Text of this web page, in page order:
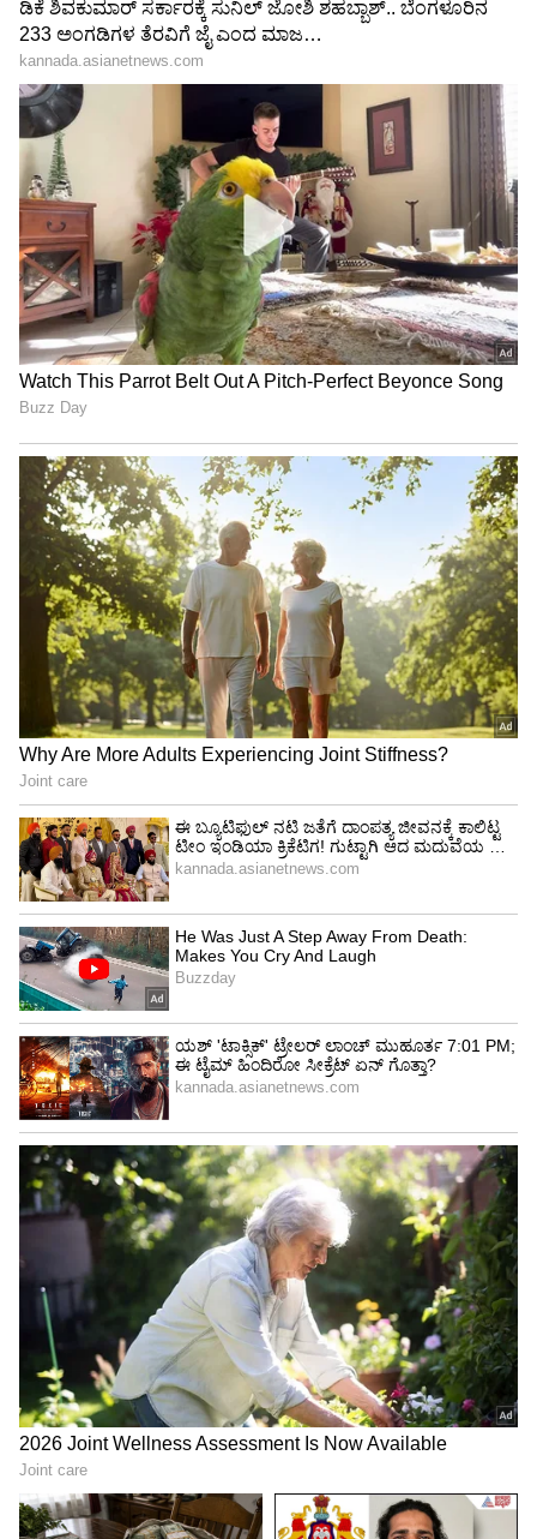
ಆಟೋಮೋಟಿವ್ ಬಿಸಿನೆಸ್ ಇಂಟೆಲಿಜೆನ್ಸ್ ಪ್ರೊವೈಡರ್ JATO
ಡೈನಾಮಿಕ್ಸ್ನ ಡೇಟಾ ಪ್ರಕಾರ, 2022 ರ ಆರ್ಥಿಕ ವರ್ಷದ
ನಾಲ್ಕನೇ ತ್ರೈಮಾಸಿಕದಲ್ಲಿ ಮಹೀಂದ್ರಾ ಶೇ. 17.8 ರ ಪ್ರಮುಖ
ಮಾರುಕಟ್ಟೆ ಪಾಲನ್ನು ಹೊಂದಿದ್ದು, ಟಾಟಾ, ಹುಂಡೈ ಮತ್ತು
ಸದ್ಯ ಮಹೀಂದ್ರಾ ಮಾತ್ರವಲ್ಲ ಮಾರುತಿ ಸುಜುಕಿ ಸೇರಿದಂತೆ
ಇತರ ಕಾರು ಕಂಪನಿಗಳು ಕೂಡ ಚಿಪ್ ಸಮಸ್ಯೆ ಎದುರಿಸುತ್ತಿವೆ.
ಆದರೆ, ಈ ವರ್ಷದ ಅಂತ್ಯದಲ್ಲಿ ಈ ಸಮಸ್ಯೆ ಸಾಕಷ್ಟು
ಸುಧಾರಿಸಲಿದೆ ಎಂದು ಕಾರು ತಯಾರಕರು ವಿಶ್ವಾಸ
ವ್ಯಕ್ತಪಡಿಸಿದ್ದಾರೆ. ಸದ್ಯ ಕಾಯುವ ಪಟ್ಟಿಯಲ್ಲಿ 3,25,000
ಕಾರುಗಳಿವೆ ಎಂದುಮಹೀಂದ್ರಾತಿಳಿಸಿದೆ.
ಇದನ್ನೂ ಓದಿ:
ಸಾವಿರ ಮಹೀಂದ್ರಾ ಎಕ್ಸ್ಯುವಿ700
ಹೊಸ ಮಹೀಂದ್ರ ಸ್ಕಾರ್ಪಿಯೊ-ಎನ್ ನಿನ್ನೆಯಷ್ಟೇ 11.99 ಲಕ್ಷ
ರೂ (ಎಕ್ಸ್ ಶೋರೂಂ) ಪ್ರಾರಂಭಿಕ ಬೆಲೆಯೊಂದಿಗೆ
ಬಿಡುಗಡೆಯಾಗಿದೆ. ಮಹೀಂದ್ರಾ SUV ಯ ಎಲ್ಲಾ
ಮ್ಯಾನುವಲ್ ವೇರಿಯಂಟ್ಗಳ ಬೆಲೆಗಳನ್ನು ಬಹಿರಂಗಪಡಿಸಿದೆ.
ಐದು ವೇರಿಯಂಟ್ಗಳು ಮತ್ತು ಏಳು ಬಣ್ಣಗಳಲ್ಲಿ ಲಭ್ಯವಿದ್ದು,
ಸ್ಕಾರ್ಪಿಯೋ-ಎನ್ ಎಲ್ಲಾ ವಿಭಾಗಗಳಿಗೆ ಸೂಕ್ತವಾಗುತ್ತದೆ.
ಸ್ವಯಂಚಾಲಿತ ಮತ್ತು 4WD ವೇರಿಯಂಟ್ಗಳ ಬೆಲೆಗಳನ್ನು